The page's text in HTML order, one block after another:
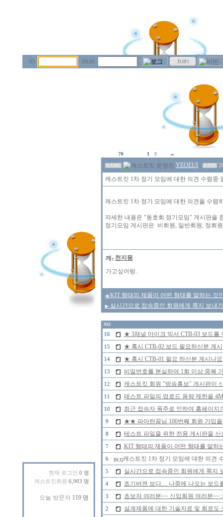
ID PASS
현재 로그인 0 명
캐스트킷회원 6,983 명
70 3 3
NAME YEOEUI DATE
캐스트킷 1차 정기 모임에 대한 의견 수렴중
캐스트킷 1차 정기 모임에 대한 의견을 수렴
자세한 내용은 "동호회 정기모임" 게시판을
정기모임 게시판은 비회원, 일반회원, 정회
천지몽
가고싶어랑..
◀ KIT 형태의 제품이 어떤 형태를 말하는 것
▶ 실시간으로 접속중인 회원에게 쪽지 보내
NO
16 ★ 3채널 마이크 믹서 CTB-03 보드
15 ★ 혹시 CTB-02 보드 필요하신분 계
14 ★ 혹시 CTB-01 필요 하신분 계시나
13 비밀번호를 분실하여 1회 이상 중복
12 캐스트킷 회원 "방송홍보" 게시판이
11 테스트 파일의 업로드 용량 제한을
10 최근 접속자 폭주로 인하여 홈페이지
9 ★★ 파아란꿈님 100번째 회원 가입
8 테스트 파일을 위한 전용 게시판을
7 KIT 형태의 제품이 어떤 형태를 말하
6 캐스트킷 1차 정기 모임에 대한 의견
5 실시간으로 접속중인 회원에게 쪽지
4 초기버젼 보다.... 나중에 나오는 보
3 초보자 여러분~~ 신입회원 여러분
2 설계제품에 대한 기술자료 및 회로도